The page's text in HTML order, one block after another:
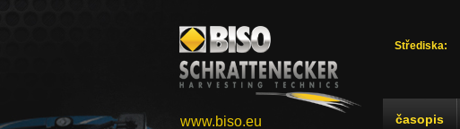
Střediska:
časopis
www.biso.eu